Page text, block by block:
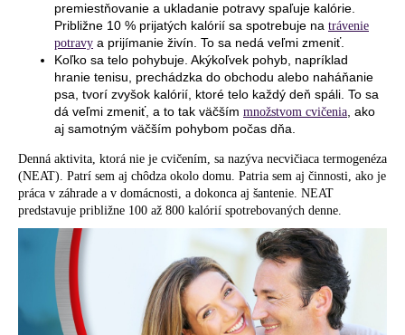
premiestňovanie a ukladanie potravy spaľuje kalórie.
Približne 10 % prijatých kalórií sa spotrebuje na trávenie
potravy a prijímanie živín. To sa nedá veľmi zmeniť.
Koľko sa telo pohybuje. Akýkoľvek pohyb, napríklad
hranie tenisu, prechádzka do obchodu alebo naháňanie
psa, tvorí zvyšok kalórií, ktoré telo každý deň spáli. To sa
dá veľmi zmeniť, a to tak väčším množstvom cvičenia, ako
aj samotným väčším pohybom počas dňa.
Denná aktivita, ktorá nie je cvičením, sa nazýva necvičiaca termogenéza
(NEAT). Patrí sem aj chôdza okolo domu. Patria sem aj činnosti, ako je
práca v záhrade a v domácnosti, a dokonca aj šantenie. NEAT
predstavuje približne 100 až 800 kalórií spotrebovaných denne.